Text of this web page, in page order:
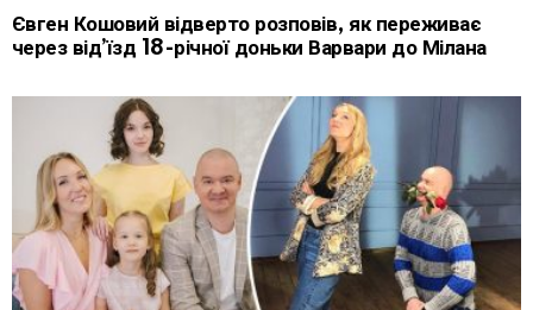
Євген Кошовий відверто розповів, як переживає
через від’їзд 18-річної доньки Варвари до Мілана